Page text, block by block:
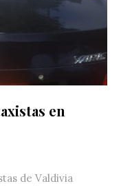
en
de Valdivia